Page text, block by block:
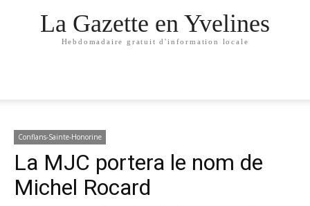
La Gazette en Yvelines
Hebdomadaire gratuit d'information locale
Conflans-Sainte-Honorine
La MJC portera le nom de
Michel Rocard